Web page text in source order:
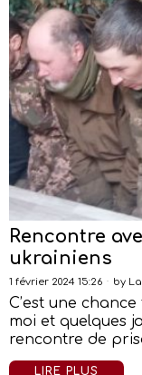
Rencontre
ukrainiens
1 février 2024 15:26 by
C’est une
moi et quelques
rencontre de
LIRE PLUS